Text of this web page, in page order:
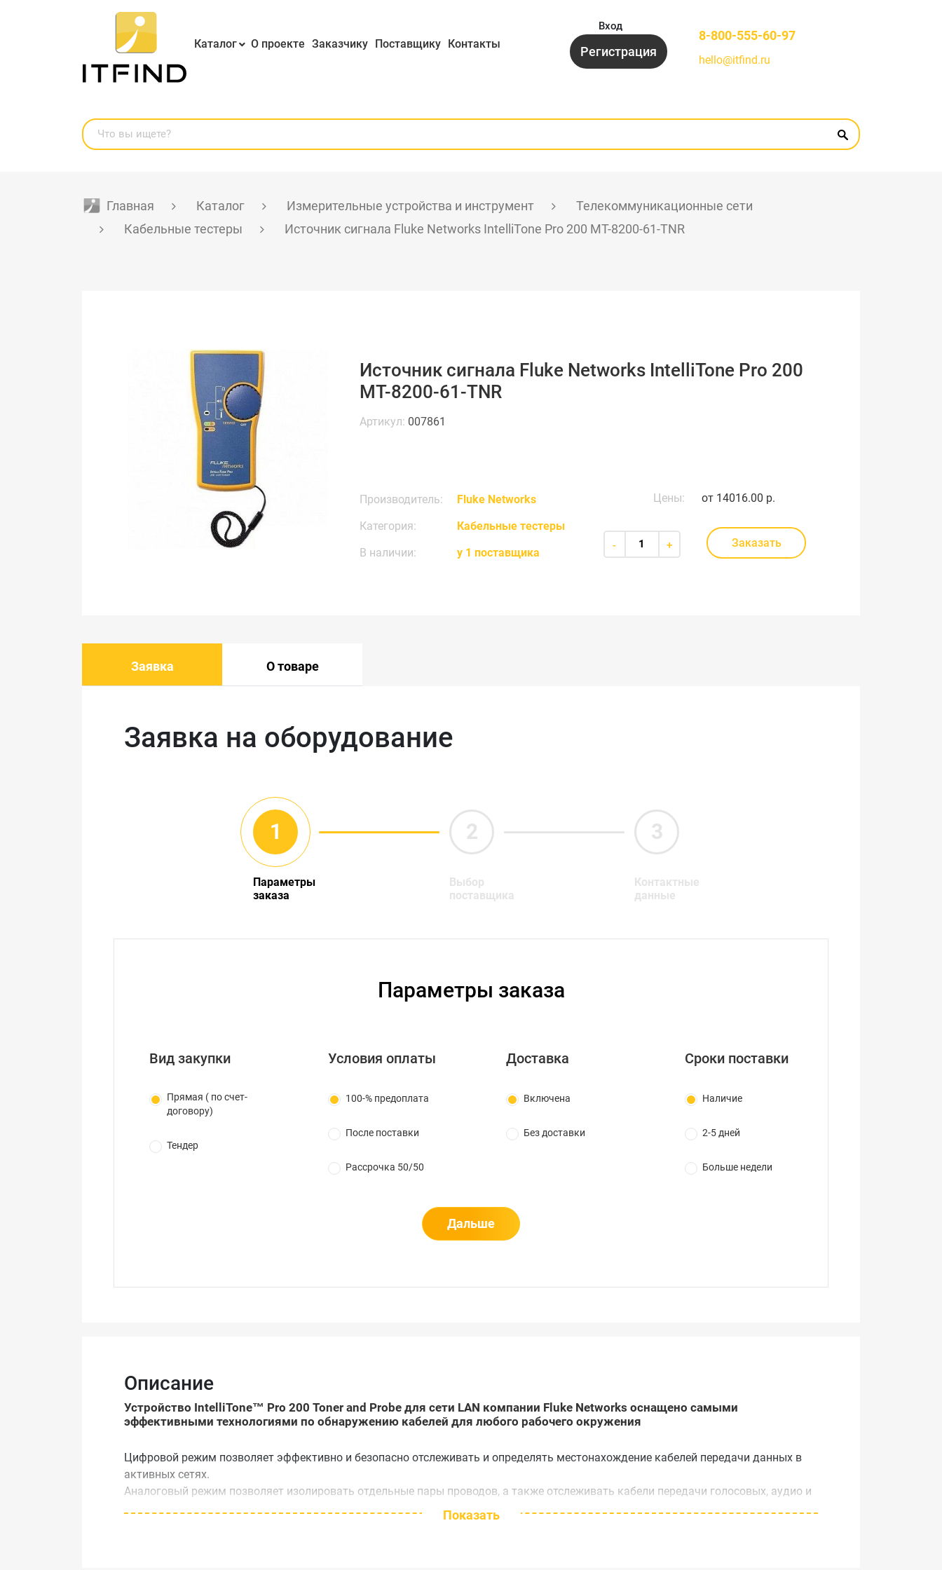
Каталог О проекте Заказчику Поставщику Контакты
Вход
Регистрация
8-800-555-60-97
hello@itfind.ru
Главная Каталог Измерительные устройства и инструмент
Телекоммуникационные сети
Кабельные тестеры
Источник сигнала Fluke Networks IntelliTone Pro 200 MT-8200-61-TNR
Источник сигнала Fluke Networks IntelliTone Pro 200
MT-8200-61-TNR
Артикул: 007861
Производитель:
Fluke Networks
Категория:
Кабельные тестеры
В наличии:
у 1 поставщика
Цены: от 14016.00 р.
- + Заказать
Заявка О товаре
Описание
Устройство IntelliTone™ Pro 200 Toner and Probe для сети LAN компании Fluke Networks оснащено самыми
эффективными технологиями по обнаружению кабелей для любого рабочего окружения
Цифровой режим позволяет эффективно и безопасно отслеживать и определять местонахождение кабелей передачи данных в
активных сетях.
Аналоговый режим позволяет изолировать отдельные пары проводов, а также отслеживать кабели передачи голосовых, аудио и
Показать
Заявка на оборудование
Параметры
заказа
Выбор
поставщика
Контактные
данные
Параметры заказа
Вид закупки
Прямая ( по счет-
договору)
Тендер
Условия оплаты
100-% предоплата
После поставки
Рассрочка 50/50
Доставка
Включена
Без доставки
Сроки поставки
Наличие
2-5 дней
Больше недели
Дальше